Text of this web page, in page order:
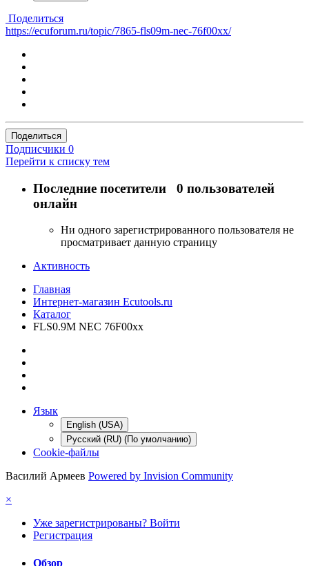
Поделиться
https://ecuforum.ru/topic/7865-fls09m-nec-76f00xx/
Поделиться
Подписчики 0
Перейти к списку тем
Последние посетители 0 пользователей
онлайн
Ни одного зарегистрированного пользователя не
просматривает данную страницу
Активность
Главная
Интернет-магазин Ecutools.ru
Каталог
FLS0.9M NEC 76F00xx
Язык
English (USA)
Русский (RU) (По умолчанию)
Cookie-файлы
Василий Армеев Powered by Invision Community
×
Уже зарегистрированы? Войти
Регистрация
Обзор